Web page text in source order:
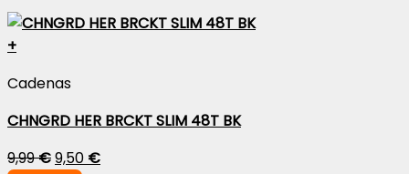
+
Cadenas
CHNGRD HER BRCKT SLIM 48T BK
9,99€9,50 €